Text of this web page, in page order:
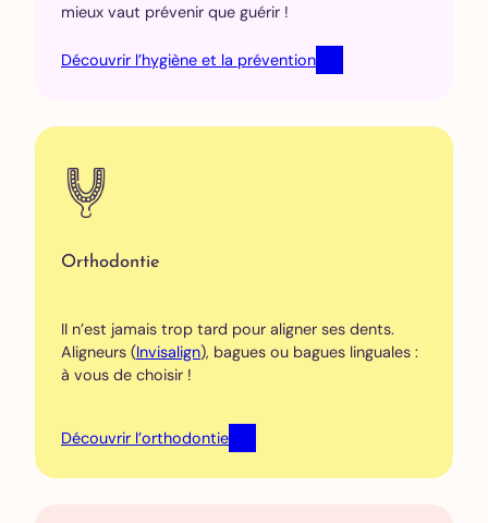
mieux vaut prévenir que guérir !
Découvrir l’hygiène et la prévention
Orthodontie
II n’est jamais trop tard pour aligner ses dents.
Aligneurs (Invisalign), bagues ou bagues linguales :
à vous de choisir !
Découvrir l’orthodontie